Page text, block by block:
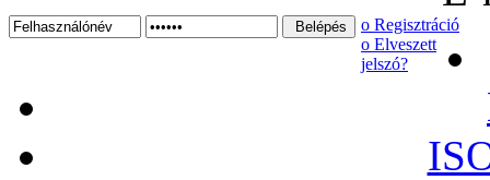
ο Regisztráció
ο Elveszett
jelszó?